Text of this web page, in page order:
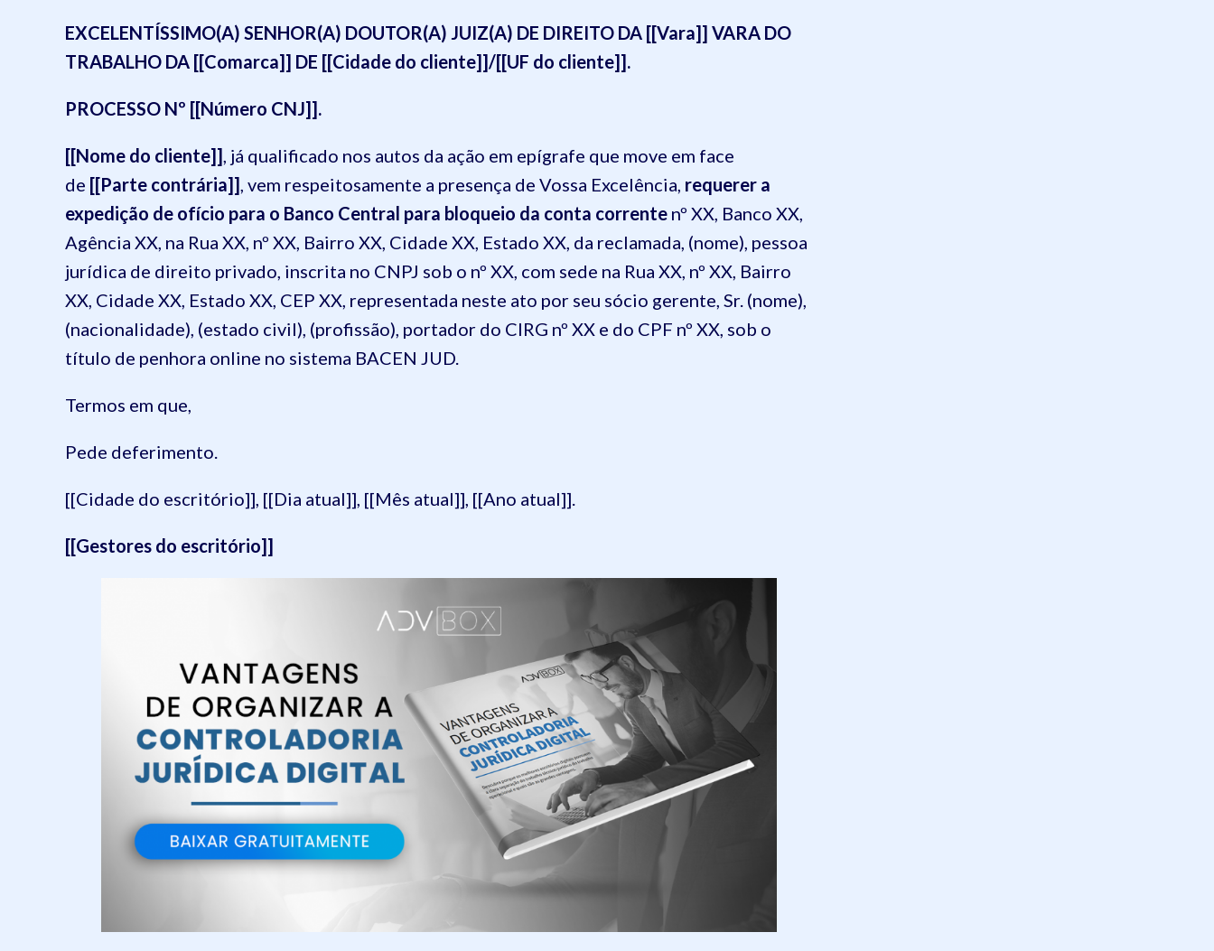
EXCELENTÍSSIMO(A) SENHOR(A) DOUTOR(A) JUIZ(A) DE DIREITO DA [[Vara]] VARA DO
TRABALHO DA [[Comarca]] DE [[Cidade do cliente]]/[[UF do cliente]].
PROCESSO Nº [[Número CNJ]].
[[Nome do cliente]], já qualificado nos autos da ação em epígrafe que move em face
de [[Parte contrária]], vem respeitosamente a presença de Vossa Excelência, requerer a
expedição de ofício para o Banco Central para bloqueio da conta corrente nº XX, Banco XX,
Agência XX, na Rua XX, nº XX, Bairro XX, Cidade XX, Estado XX, da reclamada, (nome), pessoa
jurídica de direito privado, inscrita no CNPJ sob o nº XX, com sede na Rua XX, nº XX, Bairro
XX, Cidade XX, Estado XX, CEP XX, representada neste ato por seu sócio gerente, Sr. (nome),
(nacionalidade), (estado civil), (profissão), portador do CIRG nº XX e do CPF nº XX, sob o
título de penhora online no sistema BACEN JUD.
Termos em que,
Pede deferimento.
[[Cidade do escritório]], [[Dia atual]], [[Mês atual]], [[Ano atual]].
[[Gestores do escritório]]